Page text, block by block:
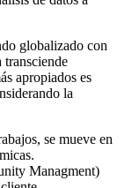
globalizado con
transciende
apropiados es
la
se mueve en
Managment)